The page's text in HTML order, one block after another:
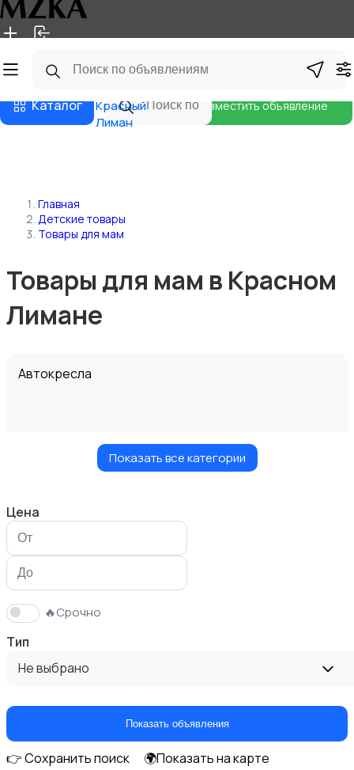
Главная Магазины
Каталог
Красный
Лиман
Разместить объявление
Главная
Детские товары
Товары для мам
Товары для мам в Красном
Лимане
Автокресла
Игрушки и игры
Показать все категории
Цена
🔥Срочно
Тип
Не выбрано
Показать объявления
👉 Сохранить поиск
🌍Показать на карте